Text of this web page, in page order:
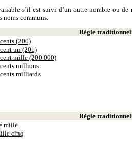
s’il est suivi d’un autre nombre ou
communs.
Règle
(200)
un (201)
mille (200 000)
millions
milliards
Règle
mille
cinq